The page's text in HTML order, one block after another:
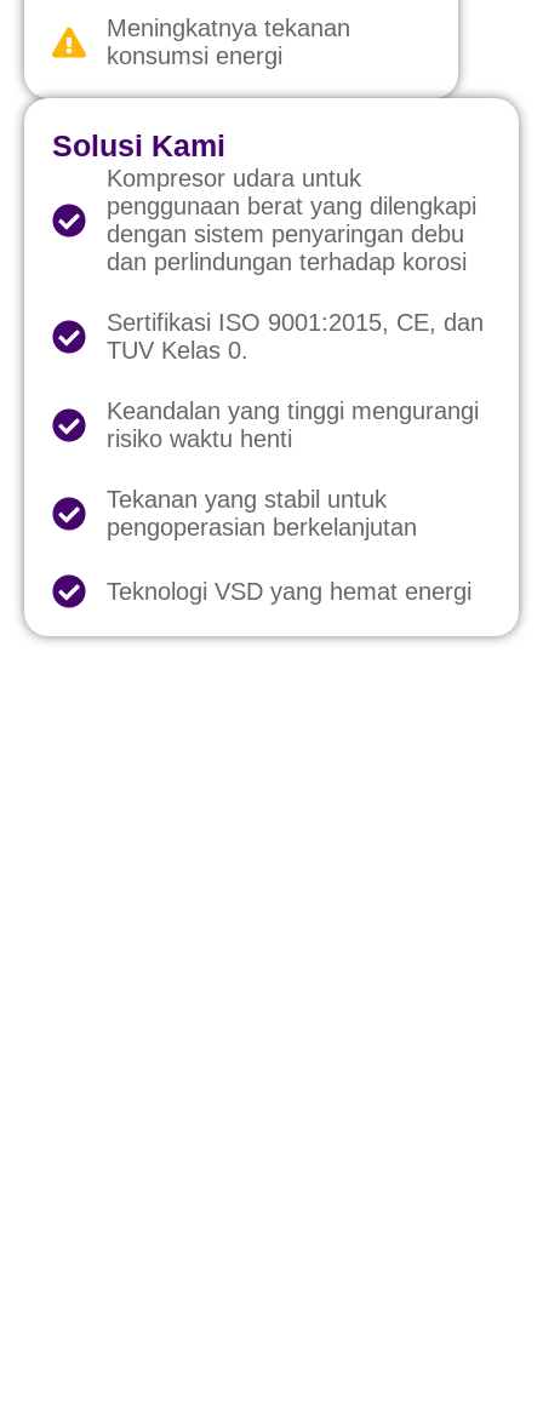
Meningkatnya tekanan
konsumsi energi
Solusi Kami
Kompresor udara untuk
penggunaan berat yang dilengkapi
dengan sistem penyaringan debu
dan perlindungan terhadap korosi
Sertifikasi ISO 9001:2015, CE, dan
TUV Kelas 0.
Keandalan yang tinggi mengurangi
risiko waktu henti
Tekanan yang stabil untuk
pengoperasian berkelanjutan
Teknologi VSD yang hemat energi